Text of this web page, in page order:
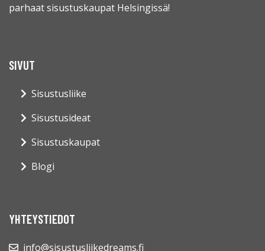
parhaat sisustuskaupat Helsingissä!
SIVUT
Sisustusliike
Sisustusideat
Sisustuskaupat
Blogi
YHTEYSTIEDOT
info@sisustusliikedreams.fi